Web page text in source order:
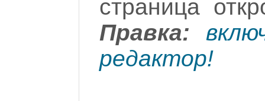
страница
Правка:
редактор!